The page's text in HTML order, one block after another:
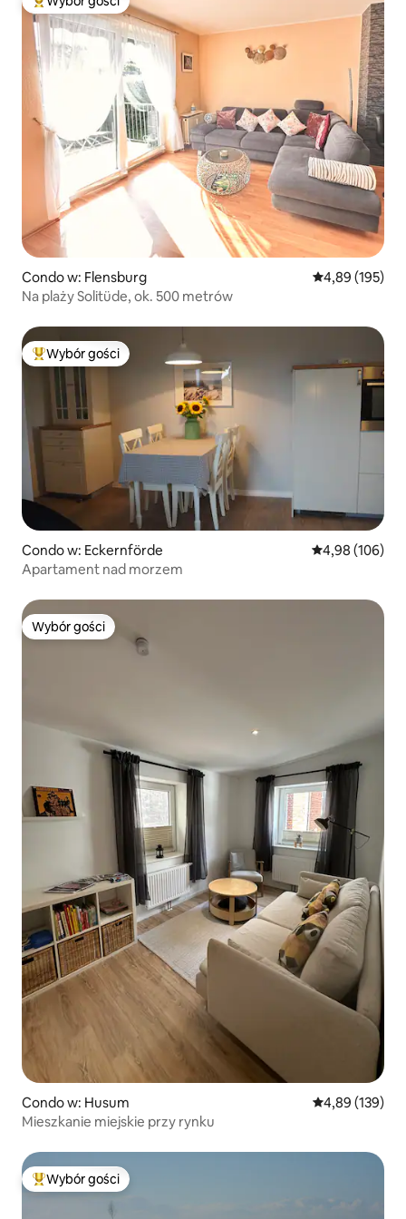
Najpopularniejsze z kategorii Wybór gości
Condo w: Flensburg Średnia
4,89 (195)
Na plaży Solitüde, ok. 500 metrów
Najpopularniejsze z kategorii Wybór gości
Wybór gości
Condo w: Eckernförde Średnia
4,98 (106)
Apartament nad morzem
Wybór gości
Wybór gości
Condo w: Husum Średnia
4,89 (139)
Mieszkanie miejskie przy rynku
Najpopularniejsze z kategorii Wybór gości
Wybór gości